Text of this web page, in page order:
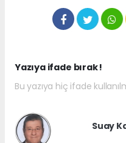
Yazıya ifade bırak !
Bu yazıya hiç ifade
Suay